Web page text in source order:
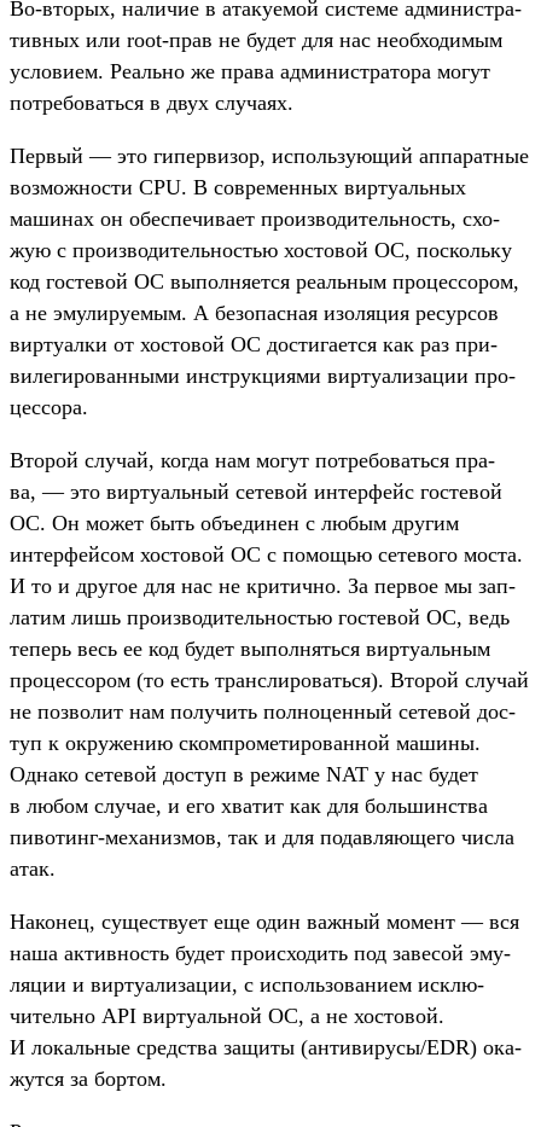
Во‑вто­рых, наличие в ата­куемой сис­теме адми­нис­тра­
тив­ных или root-прав не будет для нас необ­ходимым
усло­вием. Реаль­но же пра­ва адми­нис­тра­тора могут
пот­ребовать­ся в двух слу­чаях.
Пер­вый — это гипер­визор, исполь­зующий аппа­рат­ные
воз­можнос­ти CPU. В сов­ремен­ных вир­туаль­ных
машинах он обес­печива­ет про­изво­дитель­ность, схо­
жую с про­изво­дитель­ностью хос­товой ОС, пос­коль­ку
код гос­тевой ОС выпол­няет­ся реаль­ным про­цес­сором,
а не эму­лиру­емым. А безопас­ная изо­ляция ресур­сов
вир­туал­ки от хос­товой ОС дос­тига­ется как раз при­
виле­гиро­ван­ными инс­трук­циями вир­туали­зации про­
цес­сора.
Вто­рой слу­чай, ког­да нам могут пот­ребовать­ся пра­
ва, — это вир­туаль­ный сетевой интерфейс гос­тевой
ОС. Он может быть объ­еди­нен с любым дру­гим
интерфей­сом хос­товой ОС с помощью сетево­го мос­та.
И то и дру­гое для нас не кри­тич­но. За пер­вое мы зап­
латим лишь про­изво­дитель­ностью гос­тевой ОС, ведь
теперь весь ее код будет выпол­нять­ся вир­туаль­ным
про­цес­сором (то есть тран­сли­ровать­ся). Вто­рой слу­чай
не поз­волит нам получить пол­ноцен­ный сетевой дос­
туп к окру­жению ском­про­мети­рован­ной машины.
Одна­ко сетевой дос­туп в режиме NAT у нас будет
в любом слу­чае, и его хва­тит как для боль­шинс­тва
пивотинг‑механиз­мов, так и для подав­ляюще­го чис­ла
атак.
На­конец, сущес­тву­ет еще один важ­ный момент — вся
наша активность будет про­исхо­дить под завесой эму­
ляции и вир­туали­зации, с исполь­зовани­ем исклю­
читель­но API вир­туаль­ной ОС, а не хос­товой.
И локаль­ные средс­тва защиты (анти­виру­сы/EDR) ока­
жут­ся за бор­том.